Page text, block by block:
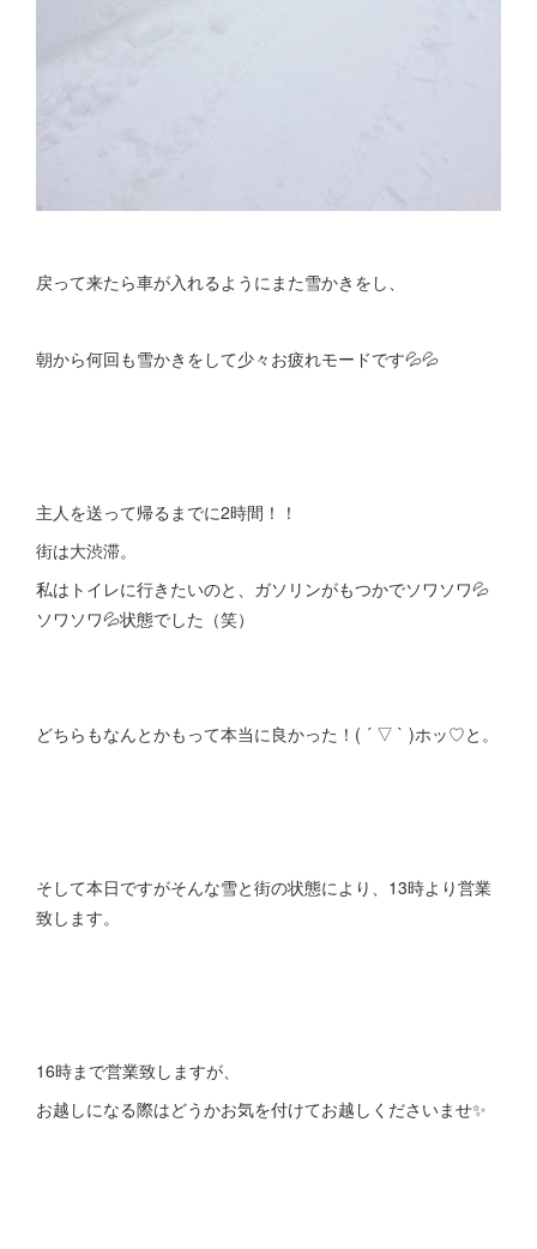
戻って来たら車が入れるようにまた雪かきをし、
朝から何回も雪かきをして少々お疲れモードです💦💦
主人を送って帰るまでに2時間！！
街は大渋滞。
私はトイレに行きたいのと、ガソリンがもつかでソワソワ💦
ソワソワ💦状態でした（笑）
どちらもなんとかもって本当に良かった！( ´ ▽ ` )ホッ♡と。
そして本日ですがそんな雪と街の状態により、13時より営業
致します。
16時まで営業致しますが、
お越しになる際はどうかお気を付けてお越しくださいませ✨